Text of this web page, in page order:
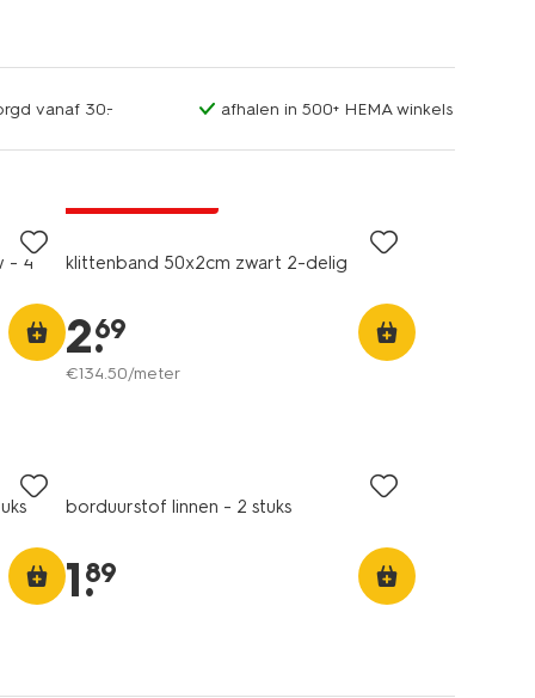
vanaf 30.- afhalen in 500+ HEMA winkels
- 4 klittenband 50x2cm zwart 2-delig
2.
69
€134.50/meter
borduurstof linnen - 2 stuks
1.
89